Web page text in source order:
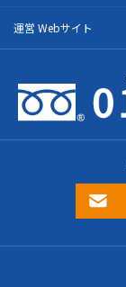
運営 Webサイト